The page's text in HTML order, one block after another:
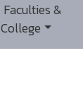
Faculties &
College